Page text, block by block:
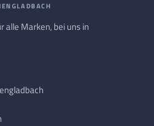
alle Marken, bei uns in